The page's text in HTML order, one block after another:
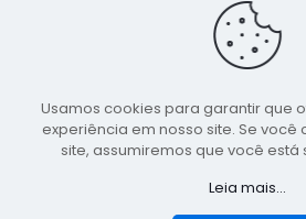
Centro, São Bento do Una - PE.
TELEFONE: (81)
E-MAIL:
Copyright 2021-2026 - Assessoria
Prefeitura de São Bento
Usamos cookies para garantir que
experiência em nosso site. Se você
site, assumiremos que você está
Leia mais...